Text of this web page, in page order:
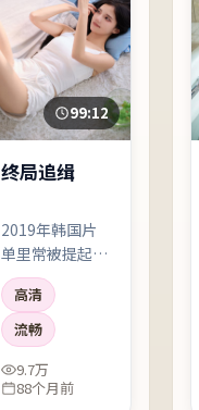
99:12
终局追缉
2019年韩国片
单里常被提起的
一部犯罪作品。
故事从一次看似
普通的决定开
始，却把人物推
向无法回头的岔
路；剪辑利落，
高清
流畅
9.7万
88个月前